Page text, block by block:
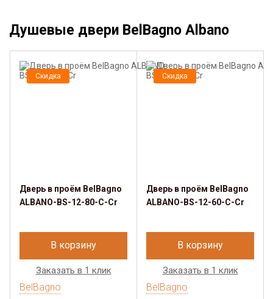
Душевые двери BelBagno Albano
Скидка
Дверь в проём BelBagno
ALBANO-BS-12-80-C-Cr
В корзину
Заказать в 1 клик
BelBagno
Скидка
Дверь в проём BelBagno
ALBANO-BS-12-60-C-Cr
В корзину
Заказать в 1 клик
BelBagno